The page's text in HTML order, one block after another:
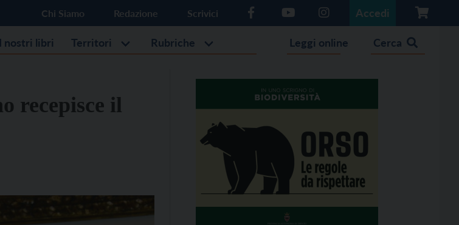
Chi Siamo Redazione Scrivici Accedi
I nostri libri Territori Rubriche Leggi online Cerca
recepisce il